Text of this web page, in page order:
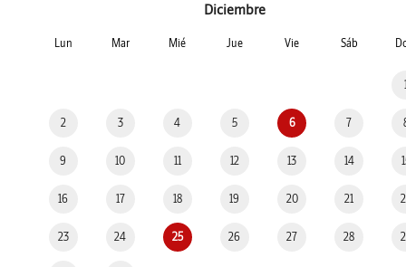
Diciembre
Lun Mar Mié Jue Vie Sáb
2 3 4 5 6 7
9 10 11 12 13 14
16 17 18 19 20 21
23 24 25 26 27 28